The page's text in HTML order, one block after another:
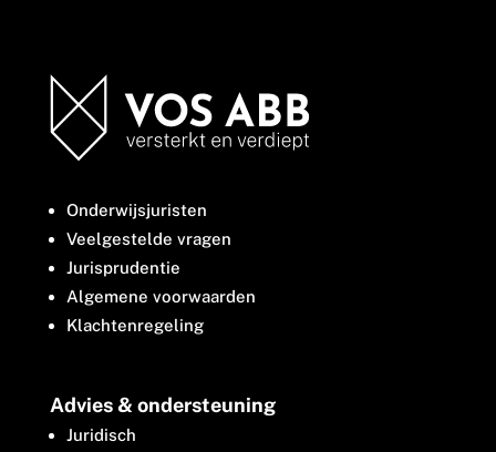
Onderwijsjuristen
Veelgestelde vragen
Jurisprudentie
Algemene voorwaarden
Klachtenregeling
Advies & ondersteuning
Juridisch